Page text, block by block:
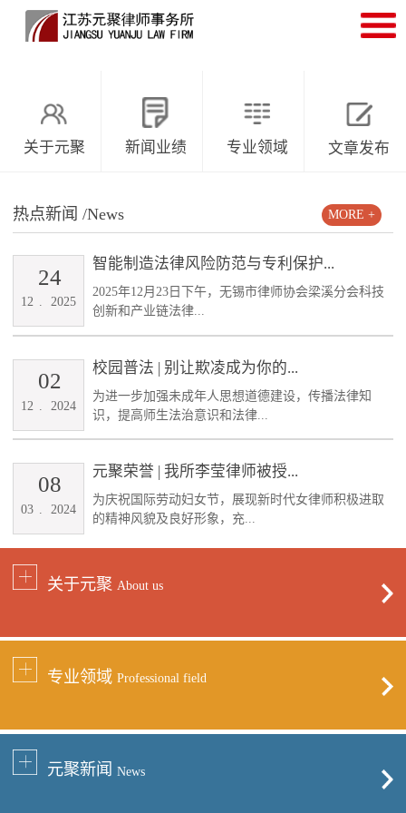
关于元聚 新闻业绩 专业领域 文章发布
热点新闻 /News
智能制造法律风险防范与专利保护...
2025年12月23日下午，无锡市律师协会梁溪分会科技
创新和产业链法律...
12 . 2025
24
校园普法 | 别让欺凌成为你的...
为进一步加强未成年人思想道德建设，传播法律知
识，提高师生法治意识和法律...
12 2024
02
元聚荣誉 | 我所李莹律师被授...
为庆祝国际劳动妇女节，展现新时代女律师积极进取
的精神风貌及良好形象，充...
03 2024
08
MORE +
关于元聚 About us
专业领域 Professional field
元聚新闻 News